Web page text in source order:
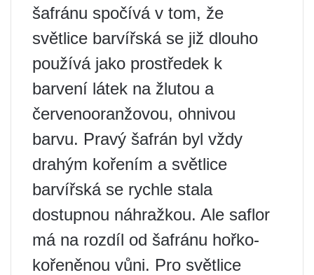
šafránu spočívá v tom, že
světlice barvířská se již dlouho
používá jako prostředek k
barvení látek na žlutou a
červenooranžovou, ohnivou
barvu. Pravý šafrán byl vždy
drahým kořením a světlice
barvířská se rychle stala
dostupnou náhražkou. Ale saflor
má na rozdíl od šafránu hořko-
kořeněnou vůni. Pro světlice